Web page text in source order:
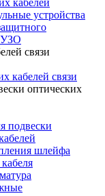
кабелей
устройства
УЗО
связи
кабелей связи
оптических
подвески
шлейфа